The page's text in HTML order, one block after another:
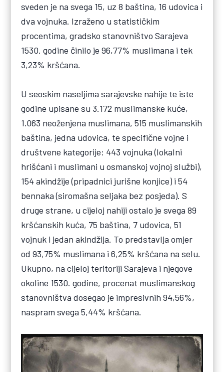
sveden je na svega 15, uz 8 baština, 16 udovica i
dva vojnuka. Izraženo u statističkim
procentima, gradsko stanovništvo Sarajeva
1530. godine činilo je 96,77% muslimana i tek
3,23% kršćana.
U seoskim naseljima sarajevske nahije te iste
godine upisane su 3.172 muslimanske kuće,
1.063 neoženjena muslimana, 515 muslimanskih
baština, jedna udovica, te specifične vojne i
društvene kategorije: 443 vojnuka (lokalni
hrišćani i muslimani u osmanskoj vojnoj službi),
154 akindžije (pripadnici jurišne konjice) i 54
bennaka (siromašna seljaka bez posjeda). S
druge strane, u cijeloj nahiji ostalo je svega 89
kršćanskih kuća, 75 baština, 7 udovica, 51
vojnuk i jedan akindžija. To predstavlja omjer
od 93,75% muslimana i 6,25% kršćana na selu.
Ukupno, na cijeloj teritoriji Sarajeva i njegove
okoline 1530. godine, procenat muslimanskog
stanovništva dosegao je impresivnih 94,56%,
naspram svega 5,44% kršćana.